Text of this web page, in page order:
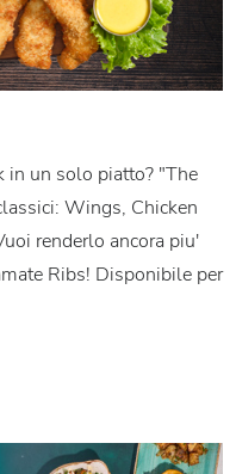
in un solo piatto? "The
Wings, Chicken
renderlo ancora piu'
Ribs! Disponibile per